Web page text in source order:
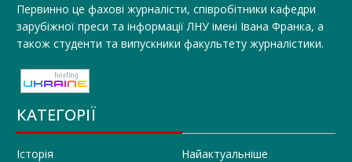
Первинно це фахові журналісти, співробітники кафедри
зарубіжної преси та інформації ЛНУ імені Івана Франка, а
також студенти та випускники факультету журналістики.
КАТЕГОРІЇ
Історія
Найактуальніше